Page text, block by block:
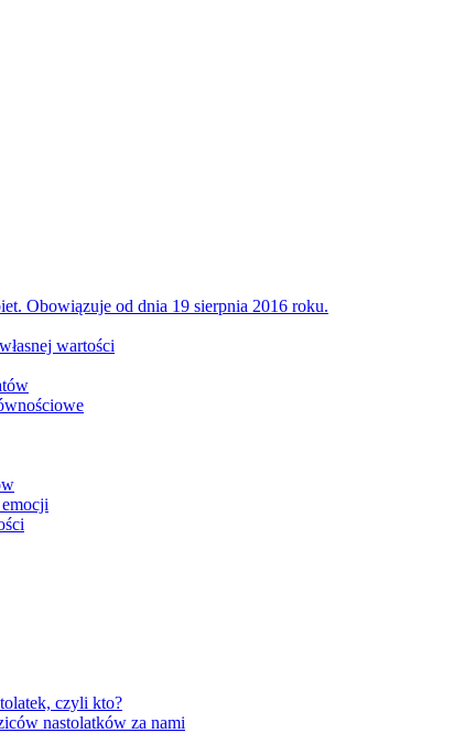
Obowiązuje od dnia 19 sierpnia 2016 roku.
wartości
czyli kto?
nastolatków za nami